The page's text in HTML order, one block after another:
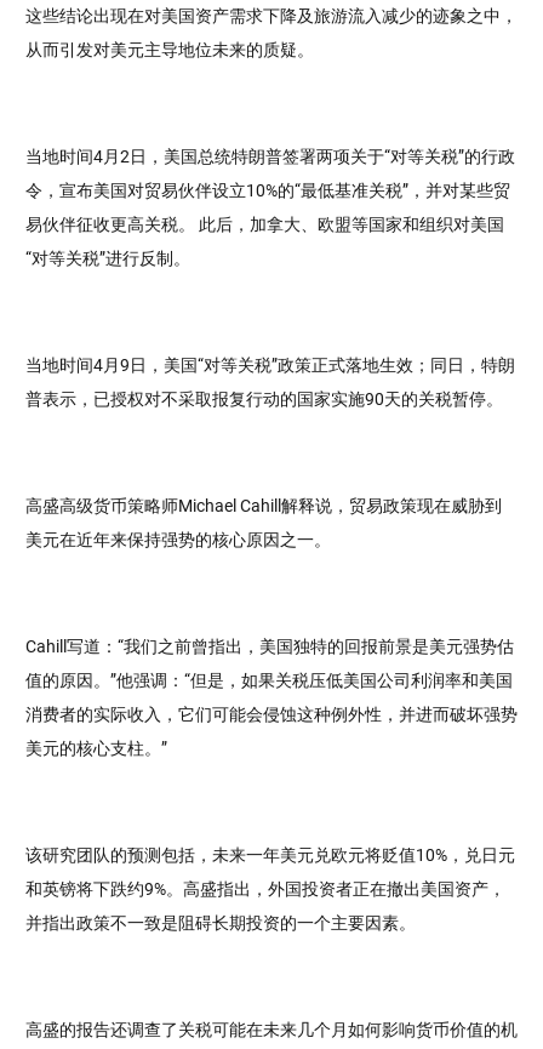
这些结论出现在对美国资产需求下降及旅游流入减少的迹象之中，
从而引发对美元主导地位未来的质疑。
当地时间4月2日，美国总统特朗普签署两项关于“对等关税”的行政
令，宣布美国对贸易伙伴设立10%的“最低基准关税”，并对某些贸
易伙伴征收更高关税。 此后，加拿大、欧盟等国家和组织对美国
“对等关税”进行反制。
当地时间4月9日，美国“对等关税”政策正式落地生效；同日，特朗
普表示，已授权对不采取报复行动的国家实施90天的关税暂停。
高盛高级货币策略师Michael Cahill解释说，贸易政策现在威胁到
美元在近年来保持强势的核心原因之一。
Cahill写道：“我们之前曾指出，美国独特的回报前景是美元强势估
值的原因。”他强调：“但是，如果关税压低美国公司利润率和美国
消费者的实际收入，它们可能会侵蚀这种例外性，并进而破坏强势
美元的核心支柱。”
该研究团队的预测包括，未来一年美元兑欧元将贬值10%，兑日元
和英镑将下跌约9%。高盛指出，外国投资者正在撤出美国资产，
并指出政策不一致是阻碍长期投资的一个主要因素。
高盛的报告还调查了关税可能在未来几个月如何影响货币价值的机